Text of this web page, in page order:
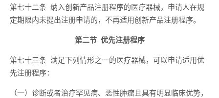
第七十二条 纳入创新产品注册程序的医疗器械，申请人在规
定期限内未提出注册申请的，不再适用创新产品注册程序。
第二节 优先注册程序
第七十三条 满足下列情形之一的医疗器械，可以申请适用优
先注册程序：
（一）诊断或者治疗罕见病、恶性肿瘤且具有明显临床优势，